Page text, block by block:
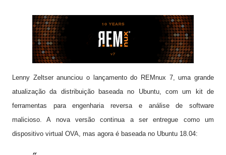
Lenny Zeltser anunciou o lançamento do REMnux 7, uma grande
atualização da distribuição baseada no Ubuntu, com um kit de
ferramentas para engenharia reversa e análise de software
malicioso. A nova versão continua a ser entregue como um
dispositivo virtual OVA, mas agora é baseada no Ubuntu 18.04: